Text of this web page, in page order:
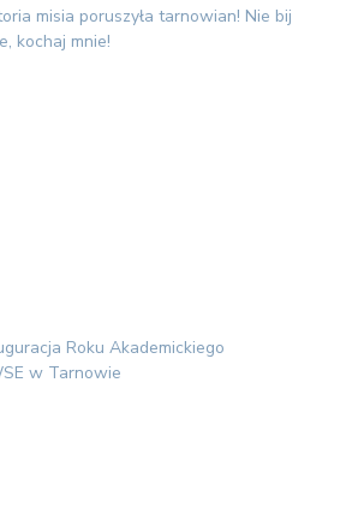
misia poruszyła tarnowian! Nie bij
kochaj mnie!
Roku Akademickiego
w Tarnowie